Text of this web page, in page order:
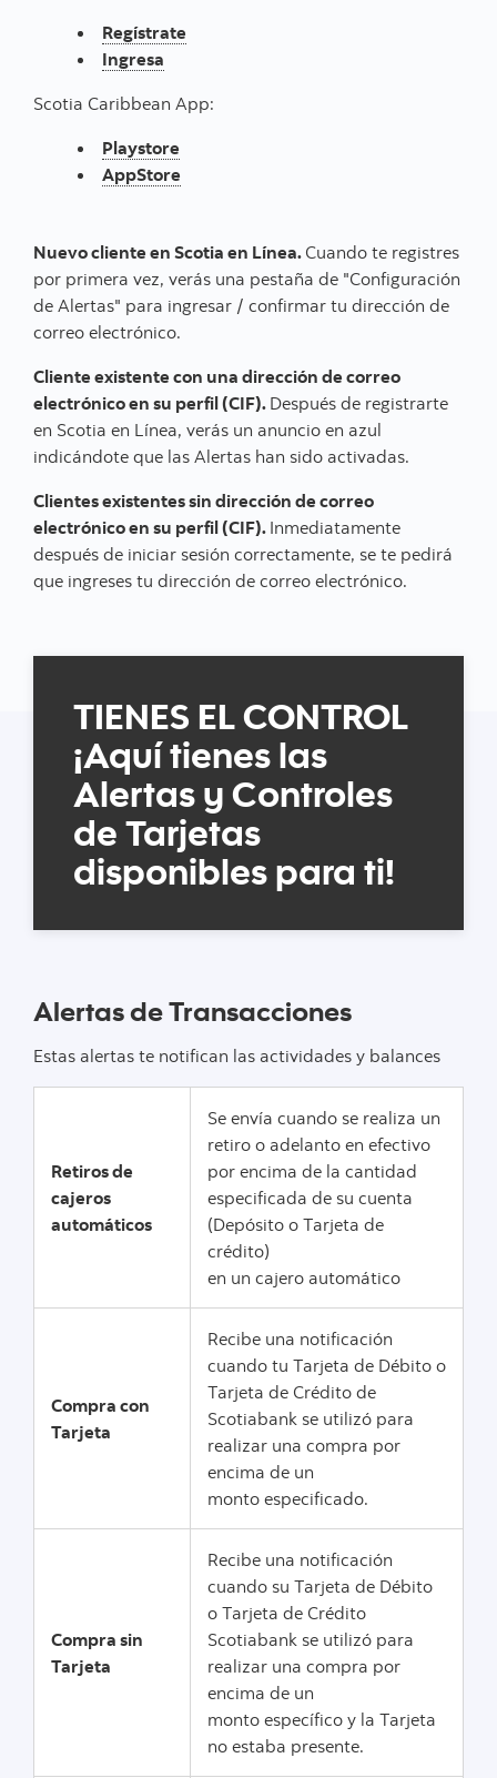
Regístrate
Ingresa
Scotia Caribbean App:
Playstore
AppStore
Nuevo cliente en Scotia en Línea. Cuando te registres
por primera vez, verás una pestaña de "Configuración
de Alertas" para ingresar / confirmar tu dirección de
correo electrónico.
Cliente existente con una dirección de correo
electrónico en su perfil (CIF). Después de registrarte
en Scotia en Línea, verás un anuncio en azul
indicándote que las Alertas han sido activadas.
Clientes existentes sin dirección de correo
electrónico en su perfil (CIF). Inmediatamente
después de iniciar sesión correctamente, se te pedirá
que ingreses tu dirección de correo electrónico.
TIENES EL CONTROL
¡Aquí tienes las
Alertas y Controles
de Tarjetas
disponibles para ti!
Alertas de Transacciones
Estas alertas te notifican las actividades y balances
Retiros de
cajeros
automáticos
Se envía cuando se realiza un
retiro o adelanto en efectivo
por encima de la cantidad
especificada de su cuenta
(Depósito o Tarjeta de
crédito)
en un cajero automático
Compra con
Tarjeta
Recibe una notificación
cuando tu Tarjeta de Débito o
Tarjeta de Crédito de
Scotiabank se utilizó para
realizar una compra por
encima de un
monto especificado.
Compra sin
Tarjeta
Recibe una notificación
cuando su Tarjeta de Débito
o Tarjeta de Crédito
Scotiabank se utilizó para
realizar una compra por
encima de un
monto específico y la Tarjeta
no estaba presente.